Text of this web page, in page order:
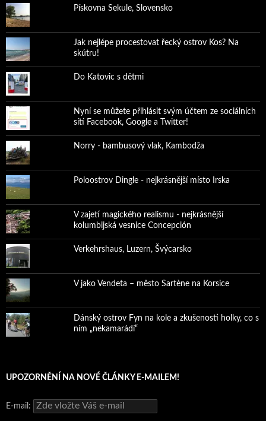
Pískovna Sekule, Slovensko
Jak nejlépe procestovat řecký ostrov Kos? Na
skútru!
Do Katovic s dětmi
Nyní se můžete přihlásit svým účtem ze sociálních
sítí Facebook, Google a Twitter!
Norry - bambusový vlak, Kambodža
Poloostrov Dingle - nejkrásnější místo Irska
V zajetí magického realismu - nejkrásnější
kolumbijská vesnice Concepción
Verkehrshaus, Luzern, Švýcarsko
V jako Vendeta – město Sartène na Korsice
Dánský ostrov Fyn na kole a zkušenosti holky, co s
ním „nekamarádí“
UPOZORNĚNÍ NA NOVÉ ČLÁNKY E-MAILEM!
E-mail: